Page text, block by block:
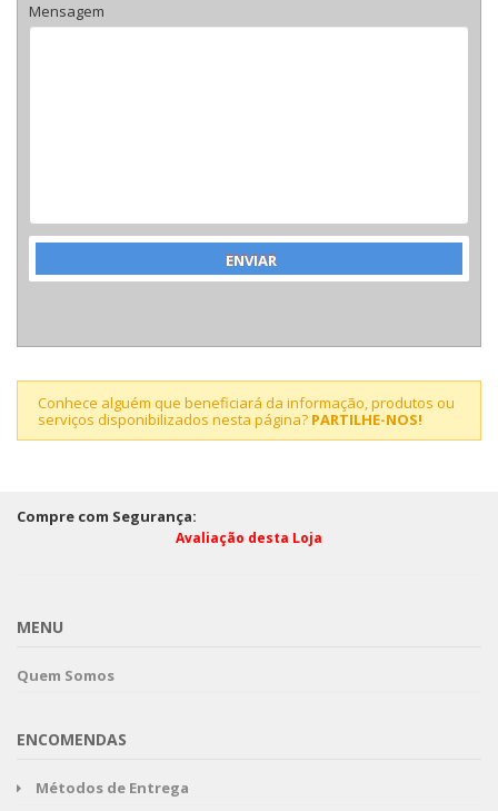
Mensagem
Conhece alguém que beneficiará da informação, produtos ou
serviços disponibilizados nesta página? PARTILHE-NOS!
Compre com Segurança:
Avaliação desta Loja
MENU
Quem Somos
ENCOMENDAS
Métodos de Entrega